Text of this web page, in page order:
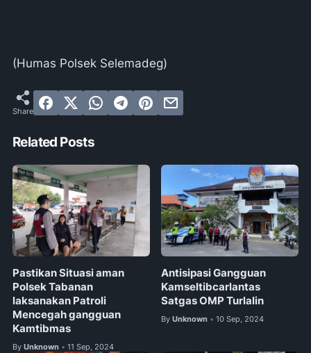
(Humas Polsek Selemadeg)
Related Posts
Pastikan Situasi aman
Polsek Tabanan
laksanakan Patroli
Mencegah gangguan
Kamtibmas
By Unknown • 11 Sep, 2024
Antisipasi Gangguan
Kamseltibcarlantas
Satgas OMP Turlalin
By Unknown • 10 Sep, 2024